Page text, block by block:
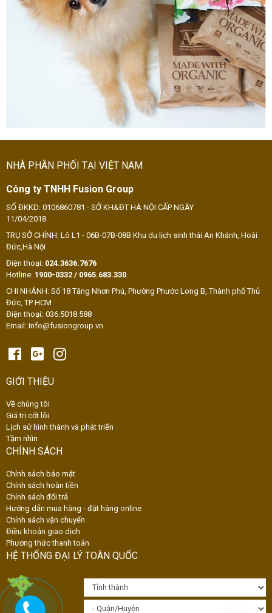
NHÀ PHÂN PHỐI TẠI VIỆT NAM
Công ty TNHH Fusion Group
SỐ ĐKKD: 0106860781 - SỞ KH&ĐT HÀ NỘI CẤP NGÀY
11/04/2018
TRỤ SỞ CHÍNH: Lô L1 - 06B-07B-08B Khu du lịch sinh thái An Khánh, Hoài
Đức,Hà Nội
Điện thoại: 024.3636.7676
Hotline: 1900-0332 / 0965.683.330
CHI NHÁNH: Số 18 Tăng Nhơn Phú, Phường Phước Long B, Thành phố Thủ
Đức, TP HCM
Điện thoại: 036.5018.588
Email: Info@fusiongroup.vn
GIỚI THIỆU
Về chúng tôi
Giá trị cốt lõi
Lịch sử hình thành và phát triển
Tầm nhìn
CHÍNH SÁCH
Chính sách bảo mật
Chính sách hoàn tiền
Chính sách đổi trả
Hướng dẫn mua hàng - đặt hàng online
Chính sách vận chuyển
Điều khoản giao dịch
Phương thức thanh toán
HỆ THỐNG ĐẠI LÝ TOÀN QUỐC